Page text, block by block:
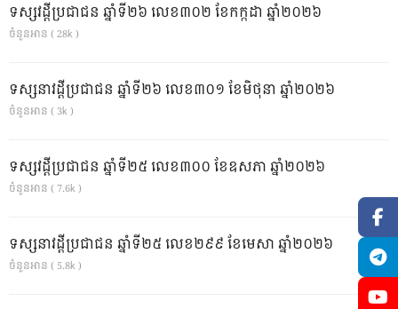
ទស្សវដ្តីប្រជាជន ឆ្នាំទី២៦ លេខ៣០២ ខែកក្កដា ឆ្នាំ២០២៦
ចំនួនអាន ( 28k )
ទស្សនាវដ្ដីប្រជាជន ឆ្នាំទី២៦ លេខ៣០១ ខែមិថុនា ឆ្នាំ២០២៦
ចំនួនអាន ( 3k )
ទស្សវដ្តីប្រជាជន ឆ្នាំទី២៥ លេខ៣០០ ខែឧសភា ឆ្នាំ២០២៦
ចំនួនអាន ( 7.6k )
ទស្សនាវដ្ដីប្រជាជន ឆ្នាំទី២៥ លេខ២៩៩ ខែមេសា ឆ្នាំ២០២៦
ចំនួនអាន ( 5.8k )